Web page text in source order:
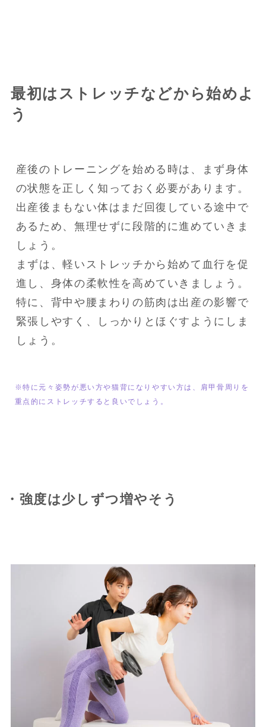
最初はストレッチなどから始めよ
う
産後のトレーニングを始める時は、まず身体
の状態を正しく知っておく必要があります。
出産後まもない体はまだ回復している途中で
あるため、無理せずに段階的に進めていきま
しょう。
まずは、軽いストレッチから始めて血行を促
進し、身体の柔軟性を高めていきましょう。
特に、背中や腰まわりの筋肉は出産の影響で
緊張しやすく、しっかりとほぐすようにしま
しょう。
※特に元々姿勢が悪い方や猫背になりやすい方は、肩甲骨周りを
重点的にストレッチすると良いでしょう。
・強度は少しずつ増やそう